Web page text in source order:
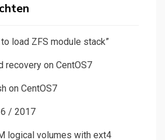
load ZFS module stack”
recovery on CentOS7
on CentOS7
/ 2017
logical volumes with ext4